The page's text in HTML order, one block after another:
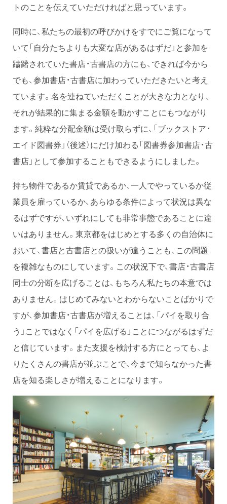
トのことを伝えていただければと思っています。
同時に、私たちの最初の呼びかけをすでにご覧になって
いて「自分たちよりも大変な店があるはずだ」と参加を
躊躇されていた書店・古書店の方にも、できれば今から
でも、参加書店・古書店に加わっていただきたいと考え
ています。名を連ねていただくことが大きな力となり、
それが結果的に集まる金額を動かすことにもつながり
ます。純粋な分配金額は受け取らずに、「ブックストア・
エイド図書券」（後述）にだけ加わる「図書券参加書店・古
書店」として参加することもできるようにしました。
持ち物件であるか賃貸であるか、一人でやっているか従
業員を雇っているか、あらゆる条件によって状況は異な
るはずですが、いずれにしても非常事態であることに違
いはありません。東京都をはじめとする多くの自治体に
おいて、書店と古書店との扱いが違うことも、この問題
を複雑なものにしています。この状況下で、書店・古書店
同士の分断を広げることは、もちろん私たちの本意では
ありません。はじめてみないとわからないことばかりで
すが、参加書店・古書店が増えることは、「パイを取り合
う」ことではなく「パイを広げる」ことにつながるはずだ
と信じています。また支援を検討する方にとっても、よ
りたくさんの書店が並ぶことで、今まで知らなかった書
店を知る楽しさが増えることになります。